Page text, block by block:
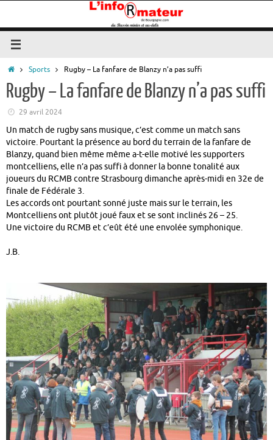
contenu
Accueil
Sports Rugby – La fanfare de Blanzy n’a pas suffi
Rugby – La fanfare de Blanzy n’a pas suffi
29 avril 2024
Un match de rugby sans musique, c’est comme un match sans
victoire. Pourtant la présence au bord du terrain de la fanfare de
Blanzy, quand bien même même a-t-elle motivé les supporters
montcelliens, elle n’a pas suffi à donner la bonne tonalité aux
joueurs du RCMB contre Strasbourg dimanche après-midi en 32e de
finale de Fédérale 3.
Les accords ont pourtant sonné juste mais sur le terrain, les
Montcelliens ont plutôt joué faux et se sont inclinés 26 – 25.
Une victoire du RCMB et c’eût été une envolée symphonique.
J.B.